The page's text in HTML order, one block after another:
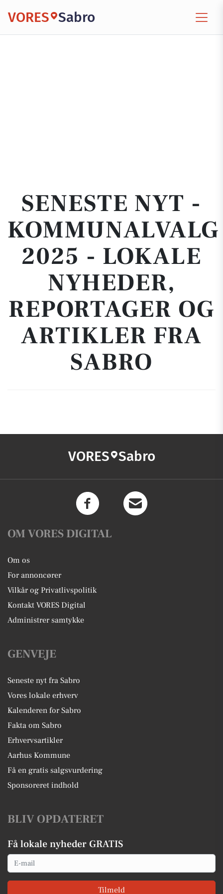
VORES Sabro
SENESTE NYT -
KOMMUNALVALG
2025 - LOKALE
NYHEDER,
REPORTAGER OG
ARTIKLER FRA
SABRO
VORES Sabro
OM VORES DIGITAL
Om os
For annoncører
Vilkår og Privatlivspolitik
Kontakt VORES Digital
Administrer samtykke
GENVEJE
Seneste nyt fra Sabro
Vores lokale erhverv
Kalenderen for Sabro
Fakta om Sabro
Erhvervsartikler
Aarhus Kommune
Få en gratis salgsvurdering
Sponsoreret indhold
BLIV OPDATERET
Få lokale nyheder GRATIS
Email
Tilmeld